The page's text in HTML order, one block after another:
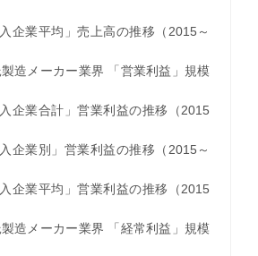
業平均」売上高の推移（2015～
造メーカー業界 「営業利益」規模
業合計」営業利益の推移（2015
業別」営業利益の推移（2015～
業平均」営業利益の推移（2015
造メーカー業界 「経常利益」規模